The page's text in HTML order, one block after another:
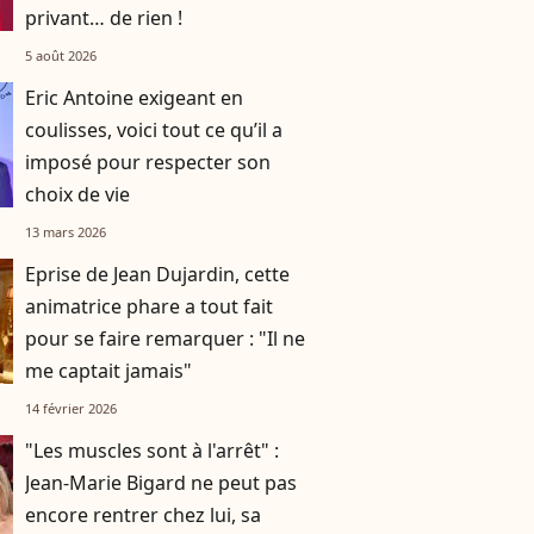
privant… de rien !
5 août 2026
Eric Antoine exigeant en
coulisses, voici tout ce qu’il a
imposé pour respecter son
choix de vie
13 mars 2026
Eprise de Jean Dujardin, cette
animatrice phare a tout fait
pour se faire remarquer : "Il ne
me captait jamais"
14 février 2026
"Les muscles sont à l'arrêt" :
Jean-Marie Bigard ne peut pas
encore rentrer chez lui, sa